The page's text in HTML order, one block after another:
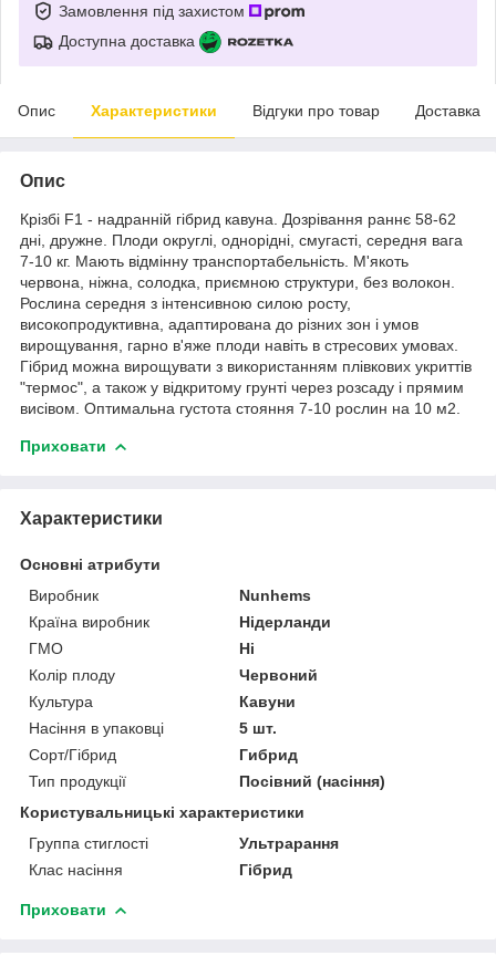
Замовлення під захистом
Доступна доставка
Опис Характеристики Відгуки про товар Доставка
Опис
Крізбі F1 - надранній гібрид кавуна. Дозрівання раннє 58-62
дні, дружне. Плоди округлі, однорідні, смугасті, середня вага
7-10 кг. Мають відмінну транспортабельність. М'якоть
червона, ніжна, солодка, приємною структури, без волокон.
Рослина середня з інтенсивною силою росту,
високопродуктивна, адаптирована до різних зон і умов
вирощування, гарно в'яже плоди навіть в стресових умовах.
Гібрид можна вирощувати з використанням плівкових укриттів
"термос", а також у відкритому грунті через розсаду і прямим
висівом. Оптимальна густота стояння 7-10 рослин на 10 м2.
Приховати
Характеристики
Основні атрибути
Виробник
Nunhems
Країна виробник
Нідерланди
ГМО
Ні
Колір плоду
Червоний
Культура
Кавуни
Насіння в упаковці
5 шт.
Сорт/Гібрид
Гибрид
Тип продукції
Посівний (насіння)
Користувальницькі характеристики
Группа стиглості
Ультрарання
Клас насіння
Гібрид
Приховати